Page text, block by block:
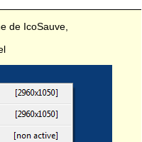
de IcoSauve,